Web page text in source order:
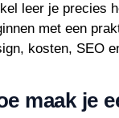
leer je precies
met een
kosten, SEO
maak je